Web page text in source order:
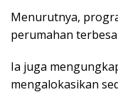
Menurutnya,
perumahan
Ia juga
mengalokasikan